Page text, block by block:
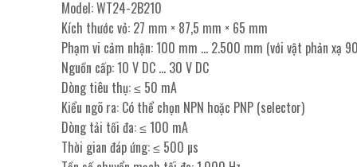
Model: WT24-2B210
Kích thước vỏ: 27 mm × 87,5 mm × 65 mm
Phạm vi cảm nhận: 100 mm … 2.500 mm (với vật phản xạ
Nguồn cấp: 10 V DC … 30 V DC
Dòng tiêu thụ: ≤ 50 mA
Kiểu ngõ ra: Có thể chọn NPN hoặc PNP (selector)
Dòng tải tối đa: ≤ 100 mA
Thời gian đáp ứng: ≤ 500 µs